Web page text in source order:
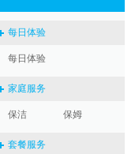
每日体验
每日体验
家庭服务
保洁 保姆
套餐服务